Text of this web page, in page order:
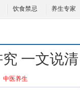
饮食禁忌 养生专家
一文说清
中医养生